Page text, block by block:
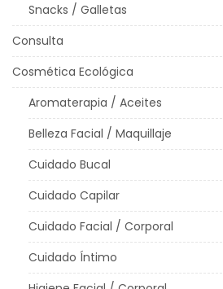
Snacks / Galletas
Consulta
Cosmética Ecológica
Aromaterapia / Aceites
Belleza Facial / Maquillaje
Cuidado Bucal
Cuidado Capilar
Cuidado Facial / Corporal
Cuidado Íntimo